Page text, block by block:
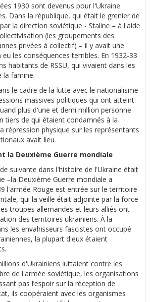
1930 sont devenus pour l'Ukraine
Dans la république, qui était le grenier de
la direction soviétique - Staline – à l'aide
(les groupements des
privées à collectif) – il y avait une
les conséquences terribles. En 1932-33
habitants de RSSU, qui vivaient dans les
la famine.
le cadre de la lutte avec le nationalisme
massives politiques qui ont atteint
plus d'une et demi million personne
tiers de qui étaient condamnés à la
répression physique sur les représentants
avait lieu.
la Deuxième Guerre mondiale
suivante dans l'histoire de l'Ukraine était
–la Deuxième Guerre mondiale a
l'armée Rouge est entrée sur le territoire
qui la veille était adjointe par la force
troupes allemandes et leurs alliés ont
des territoires ukrainiens. À la
les envahisseurs fascistes ont occupé
la plupart d'eux étaient
d'Ukrainiens luttaient contre les
de l'armée soviétique, les organisations
pas l’espoir sur la réception de
ils coopéraient avec les organismes